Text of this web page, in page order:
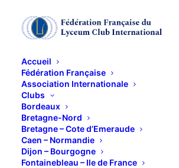
Accueil
Fédération Française
Association Internationale
Clubs
Bordeaux
Bretagne-Nord
Bretagne – Cote d’Emeraude
Caen – Normandie
Dijon – Bourgogne
Fontainebleau – Ile de France
CALANQUE